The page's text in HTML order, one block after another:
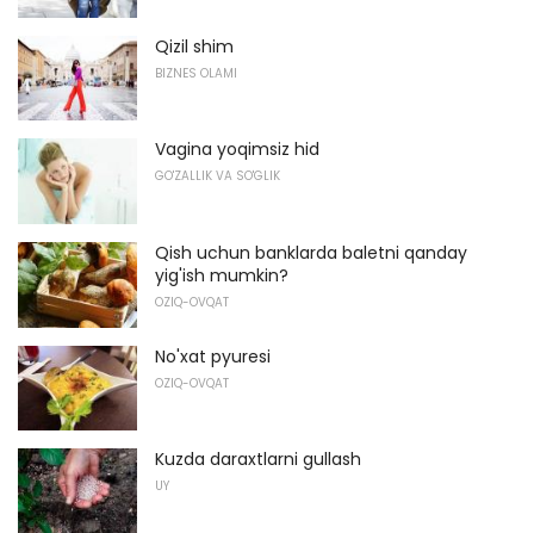
Qizil shim
BIZNES OLAMI
Vagina yoqimsiz hid
GO'ZALLIK VA SO'GLIK
Qish uchun banklarda baletni qanday
yig'ish mumkin?
OZIQ-OVQAT
No'xat pyuresi
OZIQ-OVQAT
Kuzda daraxtlarni gullash
UY